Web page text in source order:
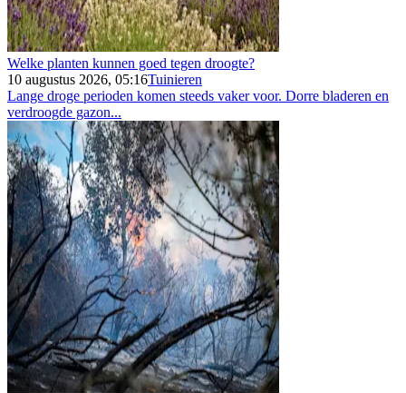
Welke planten kunnen goed tegen droogte?
10 augustus 2026, 05:16Tuinieren
Lange droge perioden komen steeds vaker voor. Dorre bladeren en
verdroogde gazon...